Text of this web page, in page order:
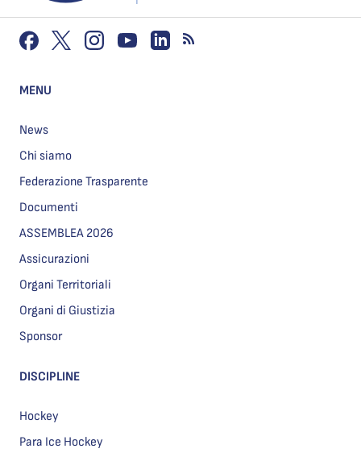
MENU
News
Chi siamo
Federazione Trasparente
Documenti
ASSEMBLEA 2026
Assicurazioni
Organi Territoriali
Organi di Giustizia
Sponsor
DISCIPLINE
Hockey
Para Ice Hockey